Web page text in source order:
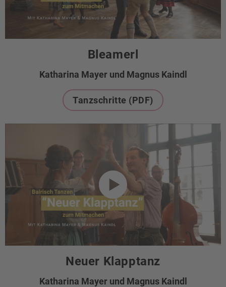
Bleamerl
Katharina Mayer und Magnus Kaindl
Tanzschritte (PDF)
Neuer Klapptanz
Katharina Mayer und Magnus Kaindl